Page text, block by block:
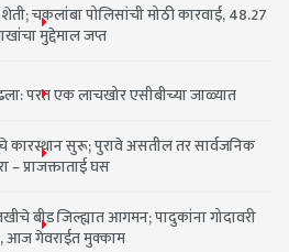
चकलांबा पोलिसांची मोठी कारवाई, 48.27
मुद्देमाल जप्त
परत एक लाचखोर एसीबीच्या जाळ्यात
सुरू; पुरावे असतील तर सार्वजनिक
– प्राजक्ताताई घस
बीड जिल्ह्यात आगमन; पादुकांना गोदावरी
आज गेवराईत मुक्काम